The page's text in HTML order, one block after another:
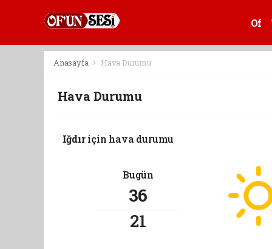
Of
Anasayfa Hava Durumu
Hava Durumu
Iğdıriçin hava durumu
Bugün
36
21